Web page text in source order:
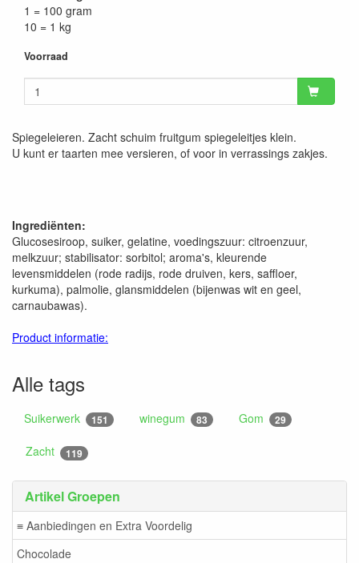
Artikel Groepen
≡ Aanbiedingen en Extra Voordelig
Chocolade
1 = 100 gram
10 = 1 kg
Voorraad
Spiegeleieren. Zacht schuim fruitgum spiegeleitjes klein.
U kunt er taarten mee versieren, of voor in verrassings zakjes.
Ingrediënten:
Glucosesiroop, suiker, gelatine, voedingszuur: citroenzuur,
melkzuur; stabilisator: sorbitol; aroma's, kleurende
levensmiddelen (rode radijs, rode druiven, kers, saffloer,
kurkuma), palmolie, glansmiddelen (bijenwas wit en geel,
carnaubawas).
Product informatie:
Alle tags
Suikerwerk 151 winegum 83 Gom 29
Zacht 119